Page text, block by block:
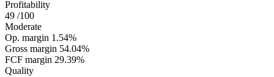
Profitability
49 /100
Moderate
Op. margin 1.54%
Gross margin 54.04%
FCF margin 29.39%
Quality